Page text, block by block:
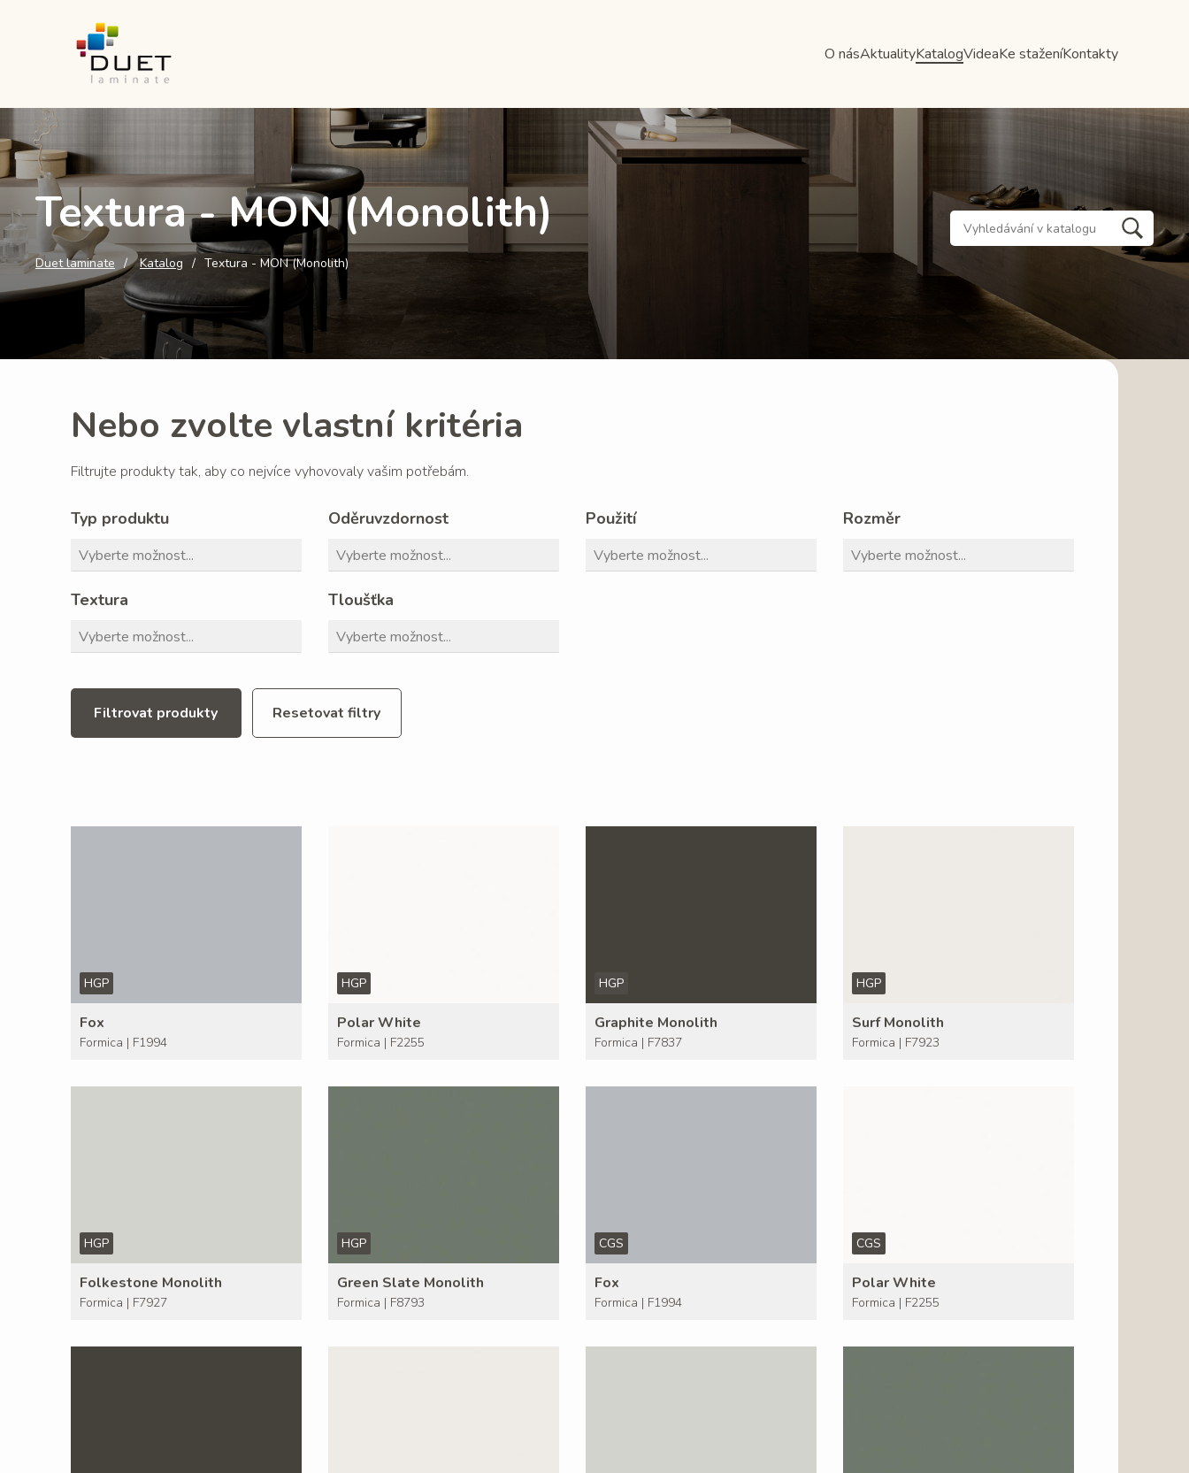
O násAktualityKatalogVideaKe staženíKontakty
Textura - MON (Monolith)
Duet laminate Katalog Textura - MON (Monolith)
Nebo zvolte vlastní kritéria
Filtrujte produkty tak, aby co nejvíce vyhovovaly vašim potřebám.
Typ produktu Oděruvzdornost Použití Rozměr
Textura Tloušťka
Filtrovat produkty Resetovat filtry
HGP
Fox
Formica | F1994
HGP
Polar White
Formica | F2255
HGP
Graphite Monolith
Formica | F7837
HGP
Surf Monolith
Formica | F7923
HGP
Folkestone Monolith
Formica | F7927
HGP
Green Slate Monolith
Formica | F8793
CGS
Fox
Formica | F1994
CGS
Polar White
Formica | F2255